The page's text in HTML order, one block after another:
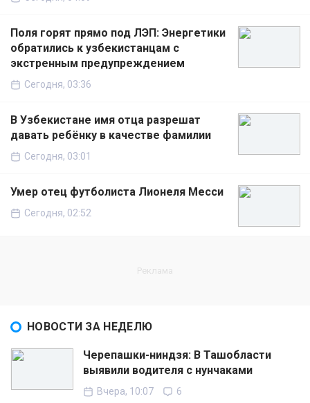
Поля горят прямо под ЛЭП: Энергетики
обратились к узбекистанцам с
экстренным предупреждением
Сегодня, 03:36
В Узбекистане имя отца разрешат
давать ребёнку в качестве фамилии
Сегодня, 03:01
Умер отец футболиста Лионеля Месси
Сегодня, 02:52
НОВОСТИ ЗА НЕДЕЛЮ
Черепашки-ниндзя: В Ташобласти
выявили водителя с нунчаками
Вчера, 10:07 6